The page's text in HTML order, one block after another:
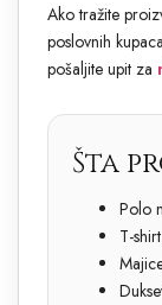
Ako tražite
poslovnih
pošaljite upit za
Šta
Polo
T-